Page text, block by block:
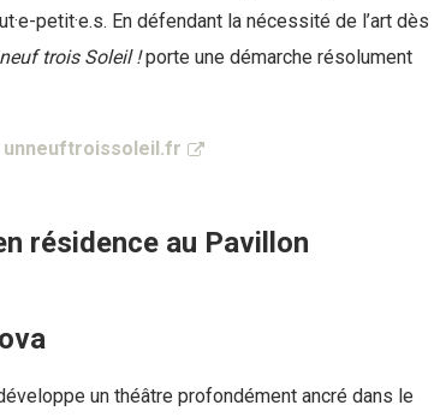
petit·e.s. En défendant la nécessité de l’art dès
trois Soleil !porte une démarche résolument
unneuftroissoleil.fr
résidence au Pavillon
un théâtre profondément ancré dans le